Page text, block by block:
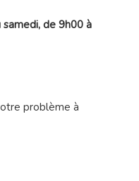
samedi, de 9h00 à
problème à